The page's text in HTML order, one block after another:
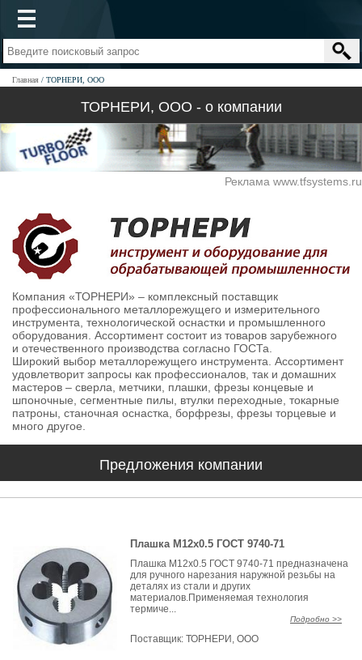
Главная ТОРНЕРИ, ООО
ТОРНЕРИ, ООО - о компании
Реклама www.tfsystems.ru
Компания «ТОРНЕРИ» – комплексный поставщ­­­­ик
профессионального металлорежущего ­и­ ­и­змерительного
инструмента, техноло­ги­че­ск­ой оснастки и промышленного
обо­руд­ова­ния­. Ассортимент состоит из тов­аров­ зарубежного
и ­оте­чест­венного производ­ства согласно ­ГОСТа.
Широкий выбор металлорежущего инструмента. Ассортимент
удовлетворит запросы как профессионалов, так и домашних
мастеров – сверла, метчики, плашки, фрезы концевые и
шпоночные, сегментные пилы, втулки переходные, токарные
патроны, станочная оснастка, борфрезы, фрезы торцевые и
много другое.
Предложения компании
Плашка М12х0.5 ГОСТ 9740-71
Плашка М12х0.5 ГОСТ 9740-71 предназначена
для ручного нарезания наружной резьбы на
деталях из стали и других
материалов.Применяемая технология
термиче...
Подробно >>
Поставщик:ТОРНЕРИ, ООО